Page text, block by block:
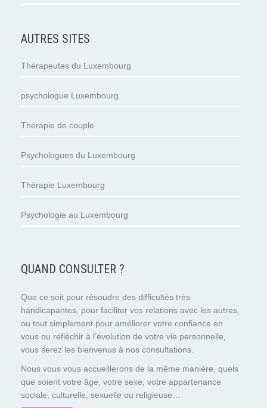
AUTRES SITES
Thérapeutes du Luxembourg
psychologue Luxembourg
Thérapie de couple
Psychologues du Luxembourg
Thérapie Luxembourg
Psychologie au Luxembourg
QUAND CONSULTER ?
Que ce soit pour résoudre des difficultés très
handicapantes, pour faciliter vos relations avec les autres,
ou tout simplement pour améliorer votre confiance en
vous ou réfléchir à l’évolution de votre vie personnelle,
vous serez les bienvenus à nos consultations.
Nous vous vous accueillerons de la même manière, quels
que soient votre âge, votre sexe, votre appartenance
sociale, culturelle, sexuelle ou religieuse…